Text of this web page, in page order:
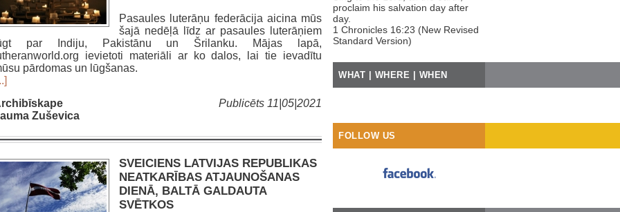
Pasaules luterāņu federācija aicina mūs
šajā nedēļā līdz ar pasaules luterāņiem
par Indiju, Pakistānu un Šrilanku. Mājas lapā,
ievietoti materiāli ar ko dalos, lai tie ievadītu
pārdomas un lūgšanas.
Publicēts 11|05|2021
Zuševica
SVEICIENS LATVIJAS REPUBLIKAS
NEATKARĪBAS ATJAUNOŠANAS
DIENĀ, BALTĀ GALDAUTA
SVĒTKOS
proclaim his salvation day after
day.
1 Chronicles 16:23 (New Revised
Standard Version)
WHAT | WHERE | WHEN
FOLLOW US